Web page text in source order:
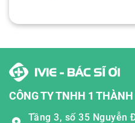
CÔNG TY TNHH 1
Tầng 3, số 35 Nguyễn